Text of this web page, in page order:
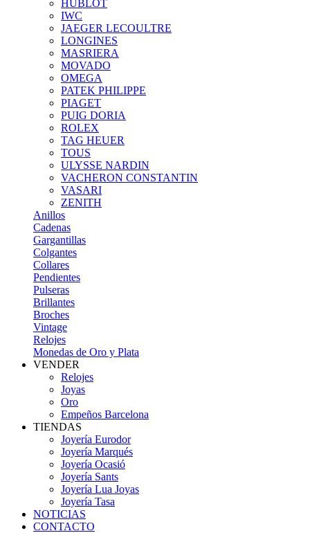
HUBLOT
IWC
JAEGER LECOULTRE
LONGINES
MASRIERA
MOVADO
OMEGA
PATEK PHILIPPE
PIAGET
PUIG DORIA
ROLEX
TAG HEUER
TOUS
ULYSSE NARDIN
VACHERON CONSTANTIN
VASARI
ZENITH
Anillos
Cadenas
Gargantillas
Colgantes
Collares
Pendientes
Pulseras
Brillantes
Broches
Vintage
Relojes
Monedas de Oro y Plata
VENDER
Relojes
Joyas
Oro
Empeños Barcelona
TIENDAS
Joyería Eurodor
Joyería Marqués
Joyería Ocasió
Joyería Sants
Joyería Lua Joyas
Joyería Tasa
NOTICIAS
CONTACTO